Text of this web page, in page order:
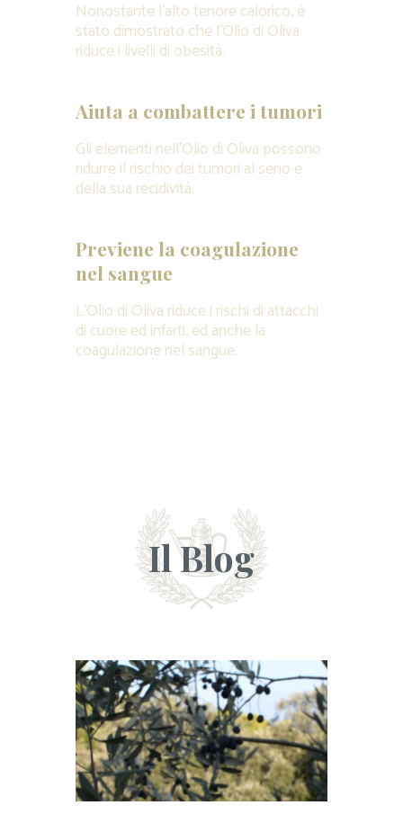
Nonostante l’alto tenore calorico, è
stato dimostrato che l’Olio di Oliva
riduce i livelli di obesità.
Aiuta a combattere i tumori
Gli elementi nell’Olio di Oliva possono
ridurre il rischio dei tumori al seno e
della sua recidività.
Previene la coagulazione
nel sangue
L’Olio di Oliva riduce i rischi di attacchi
di cuore ed infarti, ed anche la
coagulazione nel sangue.
Il Blog